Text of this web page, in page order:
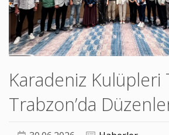
Karadeniz Kulüpleri
Trabzon’da